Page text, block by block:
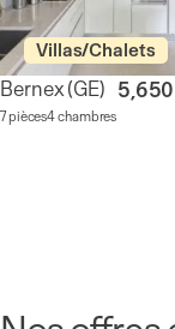
Villas/Chalets
Bernex(GE)
7 pièces4 chambres